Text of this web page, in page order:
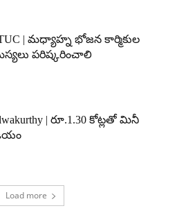
| మధ్యాహ్న భోజన కార్మికుల
పరిష్కరించాలి
| రూ.1.30 కోట్లతో మినీ
Load more